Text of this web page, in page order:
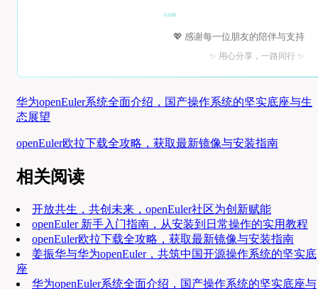
💖 感谢每一位朋友的陪伴与支持
✨ 用心分享，一路同行 ✨
华为openEuler系统全面介绍，国产操作系统的坚实底座与生
态展望
openEuler欧拉下载全攻略，获取最新镜像与安装指南
相关阅读
开放共生，共创未来，openEuler社区为创新赋能
openEuler 新手入门指南，从安装到日常操作的实用教程
openEuler欧拉下载全攻略，获取最新镜像与安装指南
姜振华与华为openEuler，共筑中国开源操作系统的坚实底
座
华为openEuler系统全面介绍，国产操作系统的坚实底座与